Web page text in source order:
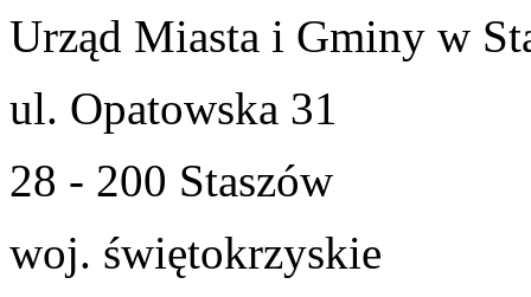
Urząd Miasta i Gminy w
ul. Opatowska 31
28 - 200 Staszów
woj. świętokrzyskie